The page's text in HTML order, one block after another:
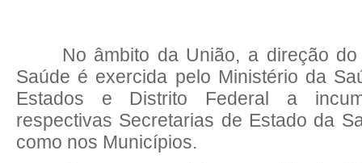
No âmbito da União, a direção
Saúde é exercida pelo Ministério da
Estados e Distrito Federal a
respectivas Secretarias de Estado da
como nos Municípios.